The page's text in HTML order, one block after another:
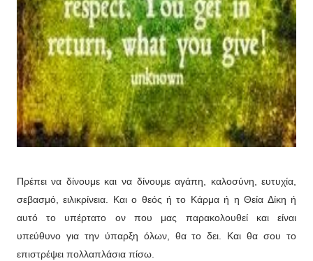
Πρέπει να δίνουμε και να δίνουμε αγάπη, καλοσύνη, ευτυχία,
σεβασμό, ειλικρίνεια. Και ο θεός ή το Κάρμα ή η Θεία Δίκη ή
αυτό το υπέρτατο ον που μας παρακολουθεί και είναι
υπεύθυνο για την ύπαρξη όλων, θα το δει. Και θα σου το
επιστρέψει πολλαπλάσια πίσω.